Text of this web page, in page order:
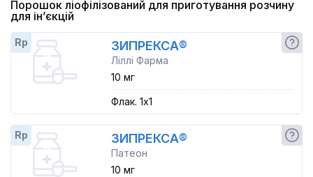
Порошок ліофілізований для приготування розчину
для ін’єкцій
Rp ЗИПРЕКСА®
Ліллі Фарма
10 мг
Флак. 1x1
Rp ЗИПРЕКСА®
Патеон
10 мг